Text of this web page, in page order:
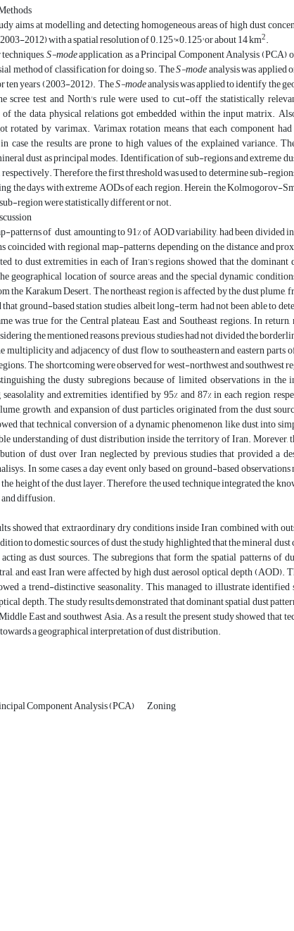
aims at modelling and detecting homogeneous areas of high dust
2012) with a spatial resolution of 0.125°×0.125° or about 14 km2.
S-modeapplication, as a Principal Component Analysis (PCA)
method of classification for doing so. TheS-modeanalysis was applied
ten years (2003-2012). TheS-modeanalysis was applied to identify the
scree test and North's rule were used to cut-off the statistically
of the data, physical relations got embedded within the input matrix.
rotated by varimax. Varimax rotation means that each component
case the results are prone to high values of the explained variance.
dust as principal modes. Identification of sub-regions and extreme
respectively. Therefore, the first threshold was used to determine sub-
the days with extreme AODs of each region. Herein, the Kolmogorov-
region were statistically different or not.
patterns of dust, amounting to 91% of AOD variability, had been divided
coincided with regional map-patterns, depending on the distance and
to dust extremities in each of Iran’s regions showed that the
geographical location of source areas and the special dynamic
the Karakum Desert. The northeast region is affected by the dust plume,
ground-based station studies, albeit long-term, had not been able to
was true for the Central plateau, East and Southeast regions. In
the mentioned reasons, previous studies had not divided the
multiplicity and adjacency of dust flow to southeastern and eastern
The shortcoming were observed for west-northwest and southwest
the dusty subregions because of limited observations in the
and extremities, identified by 95% and 87% in each region,
growth, and expansion of dust particles, originated from the dust
that technical conversion of a dynamic phenomenon, like dust, into
understanding of dust distribution inside the territory of Iran.
of dust over Iran, neglected by previous studies that provided a
In some cases, a day event only based on ground-based
height of the dust layer. Therefore, the used technique integrated the
diffusion.
showed that extraordinary dry conditions inside Iran, combined with
to domestic sources of dust, the study highlighted that the mineral
as dust sources. The subregions that form the spatial patterns
and east Iran were affected by high dust aerosol optical depth
a trend-distinctive seasonality. This managed to illustrate
depth. The study results demonstrated that dominant spatial dust
East and southwest Asia. As a result, the present study showed that
a geographical interpretation of dust distribution.
Component Analysis (PCA) Zoning